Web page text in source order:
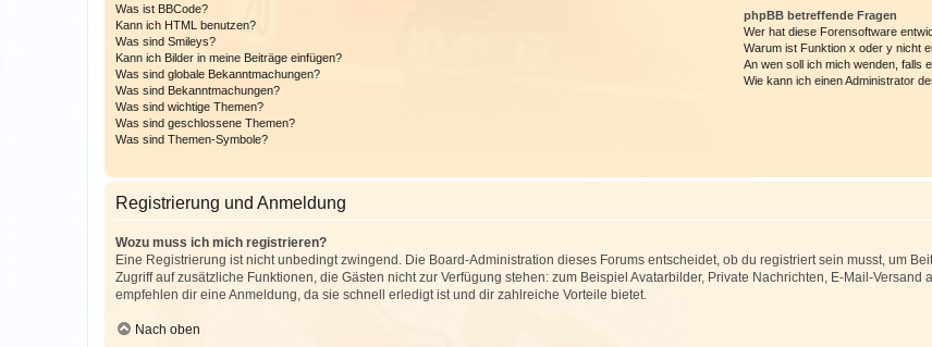
Was ist BBCode?
Kann ich HTML benutzen?
Was sind Smileys?
Kann ich Bilder in meine Beiträge einfügen?
Was sind globale Bekanntmachungen?
Was sind Bekanntmachungen?
Was sind wichtige Themen?
Was sind geschlossene Themen?
Was sind Themen-Symbole?
phpBB betreffende Fragen
Wer hat diese Forensoftware
Warum ist Funktion x oder y nicht
An wen soll ich mich wenden, falls
Wie kann ich einen Administrator
Registrierung und Anmeldung
Wozu muss ich mich registrieren?
Eine Registrierung ist nicht unbedingt zwingend. Die Board-Administration dieses Forums entscheidet, ob du registriert sein musst, um
Zugriff auf zusätzliche Funktionen, die Gästen nicht zur Verfügung stehen: zum Beispiel Avatarbilder, Private Nachrichten, E-Mail-
empfehlen dir eine Anmeldung, da sie schnell erledigt ist und dir zahlreiche Vorteile bietet.
Nach oben